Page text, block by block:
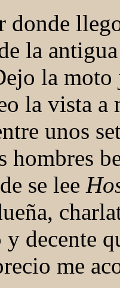
donde
la
la
la vista
unos
hombres
se lee
decente
me